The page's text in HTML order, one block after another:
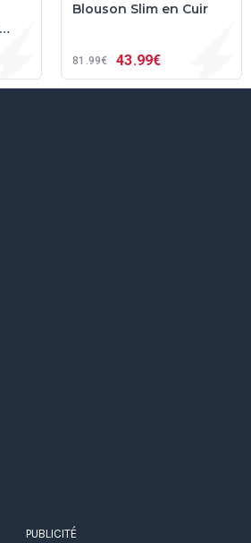
Blouson Slim en Cuir
81 99€ 43 99€
PUBLICITÉ